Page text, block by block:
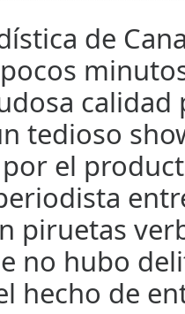
de
calidad
tedioso
el
piruetas
no hubo
hecho de